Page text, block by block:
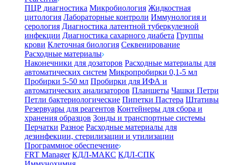
ПЦР диагностика Микробиология Жидкостная
цитология Лабораторные контроли Иммунология и
серология Диагностика латентной туберкулезной
инфекции Диагностика сахарного диабета Группы
крови Клеточная биология Секвенирование
Расходные материалы
Наконечники для дозаторов Расходные материалы для
автоматических систем Микропробирки 0,1-5 мл
Пробирки 5-50 мл Пробирки для ИФА и
автоматических анализаторов Планшеты Чашки Петри
Петли бактериологические Пипетки Пастера Штативы
Резервуары для реагентов Контейнеры для сбора и
хранения образцов Зонды и транспортные системы
Перчатки Разное Расходные материалы для
дезинфекции, стерилизации и утилизации
Программное обеспечение
FRT Manager КДЛ-МАКС КДЛ-СПК